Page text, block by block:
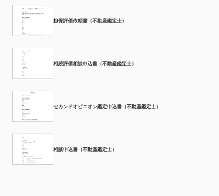
担保評価依頼書（不動産鑑定士）
相続評価相談申込書（不動産鑑定士）
セカンドオピニオン鑑定申込書（不動産鑑定士）
相談申込書（不動産鑑定士）